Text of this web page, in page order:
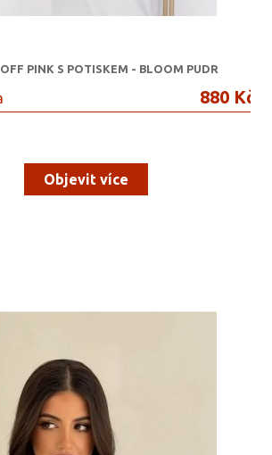
PINK S POTISKEM - BLOOM PUDR
880 Kč
Objevit více